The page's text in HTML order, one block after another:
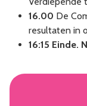
16.00 De
resultaten in
16:15 Einde.